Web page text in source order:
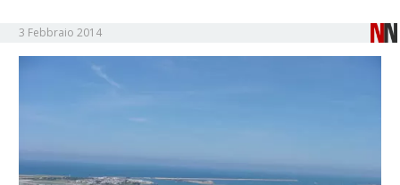
3 Febbraio 2014